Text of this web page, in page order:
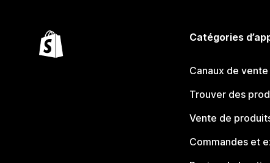
Catégories
Canaux de vente
Trouver des
Vente de
Commandes et